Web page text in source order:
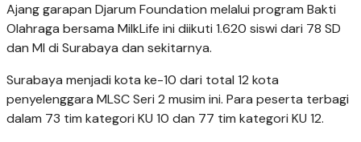
Ajang garapan Djarum Foundation melalui program Bakti
Olahraga bersama MilkLife ini diikuti 1.620 siswi dari 78 SD
dan MI di Surabaya dan sekitarnya.
Surabaya menjadi kota ke-10 dari total 12 kota
penyelenggara MLSC Seri 2 musim ini. Para peserta terbagi
dalam 73 tim kategori KU 10 dan 77 tim kategori KU 12.